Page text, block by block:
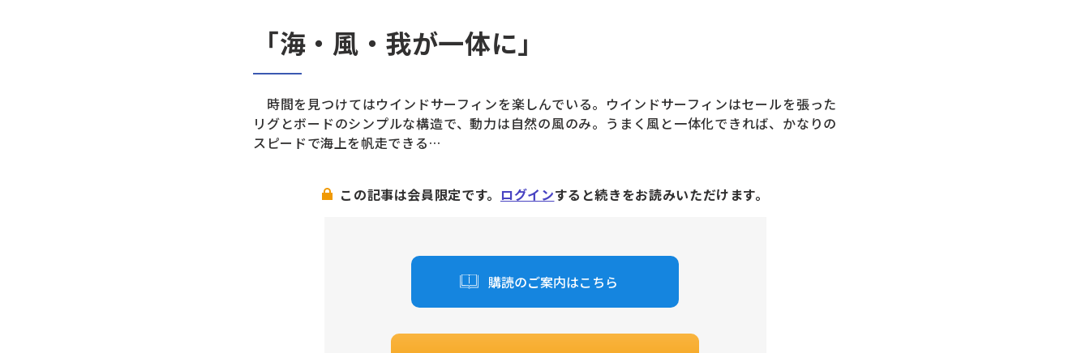
「海・風・我が一体に」
時間を見つけてはウインドサーフィンを楽しんでいる。ウインドサーフィンはセールを張った
リグとボードのシンプルな構造で、動力は自然の風のみ。うまく風と一体化できれば、かなりの
スピードで海上を帆走できる…
この記事は会員限定です。 ログインすると続きをお読みいただけます。
購読のご案内はこちら